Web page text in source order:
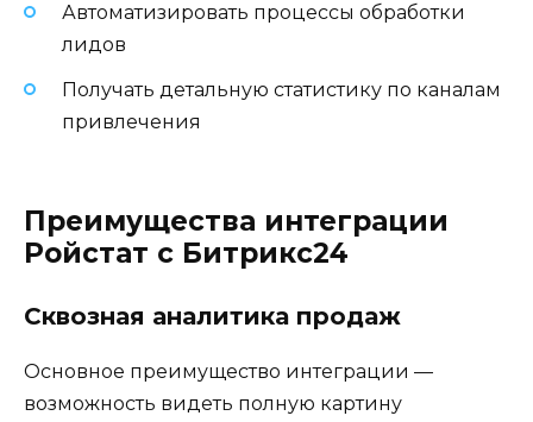
Автоматизировать процессы обработки
лидов
Получать детальную статистику по каналам
привлечения
Преимущества интеграции
Ройстат с Битрикс24
Сквозная аналитика продаж
Основное преимущество интеграции —
возможность видеть полную картину